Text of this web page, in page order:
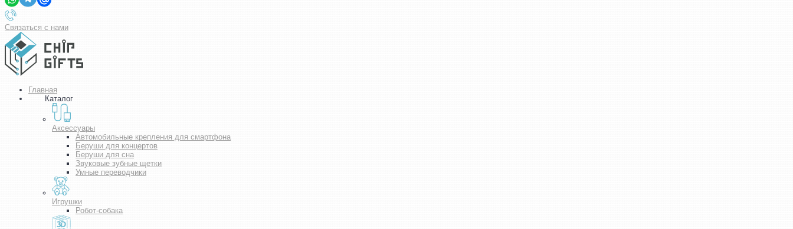
Связаться с нами
Главная
Каталог
Аксессуары
Автомобильные крепления для смартфона
Беруши для концертов
Беруши для сна
Звуковые зубные щетки
Умные переводчики
Игрушки
Робот-собака